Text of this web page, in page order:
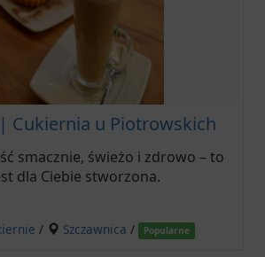
Cukiernia u Piotrowskich
smacznie, świeżo i zdrowo – to
dla Ciebie stworzona.
/ Szczawnica / Popularne